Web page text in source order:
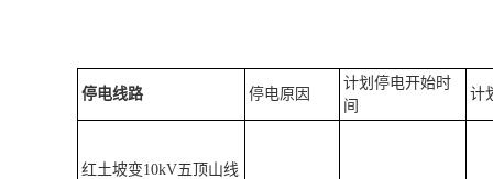
停电线路 停电原因
计划停电开始时
间
计
红土坡变10kV五顶山线